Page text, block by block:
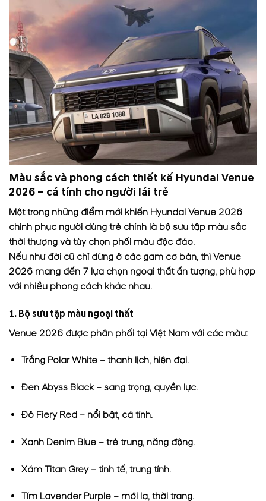
Màu sắc và phong cách thiết kế Hyundai Venue
2026 – cá tính cho người lái trẻ
Một trong những điểm mới khiến Hyundai Venue 2026
chinh phục người dùng trẻ chính là bộ sưu tập màu sắc
thời thượng và tùy chọn phối màu độc đáo.
Nếu như đời cũ chỉ dừng ở các gam cơ bản, thì Venue
2026 mang đến 7 lựa chọn ngoại thất ấn tượng, phù hợp
với nhiều phong cách khác nhau.
1. Bộ sưu tập màu ngoại thất
Venue 2026 được phân phối tại Việt Nam với các màu:
Trắng Polar White – thanh lịch, hiện đại.
Đen Abyss Black – sang trọng, quyền lực.
Đỏ Fiery Red – nổi bật, cá tính.
Xanh Denim Blue – trẻ trung, năng động.
Xám Titan Grey – tinh tế, trung tính.
Tím Lavender Purple – mới lạ, thời trang.